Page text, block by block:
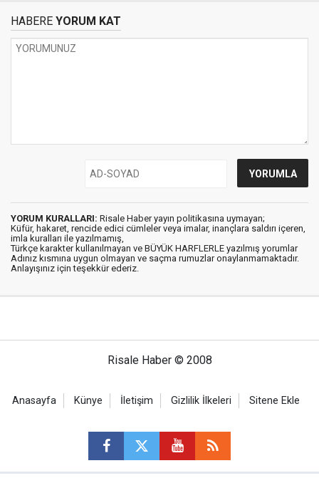
HABERE YORUM KAT
YORUM KURALLARI: Risale Haber yayın politikasına uymayan;
Küfür, hakaret, rencide edici cümleler veya imalar, inançlara saldırı içeren,
imla kuralları ile yazılmamış,
Türkçe karakter kullanılmayan ve BÜYÜK HARFLERLE yazılmış yorumlar
Adınız kısmına uygun olmayan ve saçma rumuzlar onaylanmamaktadır.
Anlayışınız için teşekkür ederiz.
Risale Haber © 2008
Anasayfa Künye İletişim Gizlilik İlkeleri Sitene Ekle